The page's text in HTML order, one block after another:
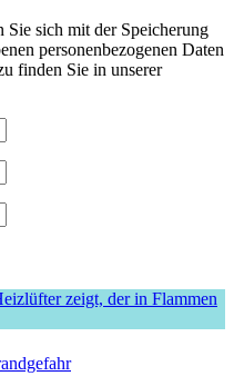
Sie sich mit der Speicherung
personenbezogenen Daten
finden Sie in unserer